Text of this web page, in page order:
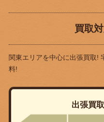
買取
関東エリアを中心に出張買取!
料!
出張買